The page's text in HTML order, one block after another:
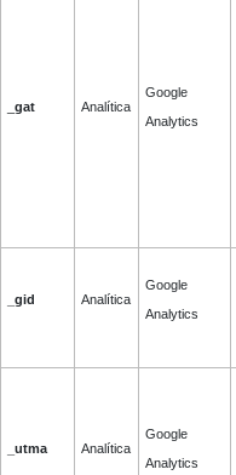
gat Analítica
Google
Analytics
_gid Analítica
Google
Analytics
_utma Analítica
Google
Analytics